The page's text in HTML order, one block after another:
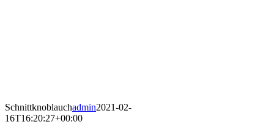
Schnittknoblauchadmin2021-02-
16T16:20:27+00:00